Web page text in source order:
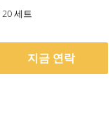
세트
지금 연락